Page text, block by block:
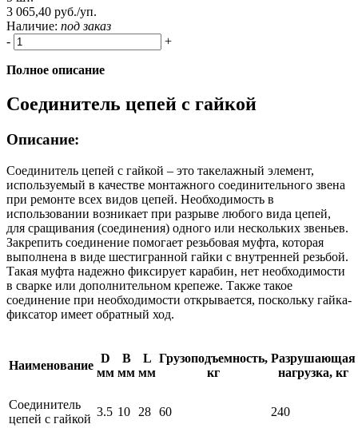
3 065,40 руб./уп.
Наличие: под заказ
-
+
Полное описание
Соединитель цепей с гайкой
Описание:
Соединитель цепей с гайкой – это такелажный элемент,
используемый в качестве монтажного соединительного звена
при ремонте всех видов цепей. Необходимость в
использовании возникает при разрыве любого вида цепей,
для сращивания (соединения) одного или нескольких звеньев.
Закрепить соединение помогает резьбовая муфта, которая
выполнена в виде шестигранной гайки с внутренней резьбой.
Такая муфта надежно фиксирует карабин, нет необходимости
в сварке или дополнительном крепеже. Также такое
соединение при необходимости открывается, поскольку гайка-
фиксатор имеет обратный ход.
Наименование
D
мм
B
мм
L
мм
Грузоподъемность,
кг
Разрушающая
нагрузка, кг
Соединитель
цепей с гайкой
3.5 10 28 60
240